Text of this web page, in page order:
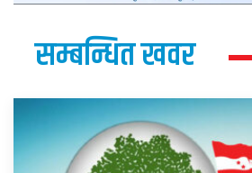
सम्बन्धित खवर